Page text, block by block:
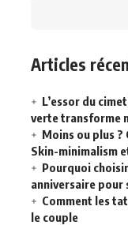
Articles
L’essor du
verte transforme
Moins ou plus
Skin-minimalism
Pourquoi
anniversaire
Comment les
le couple